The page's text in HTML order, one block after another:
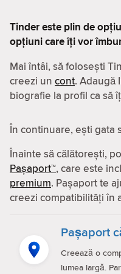
Tinder este plin de
opțiuni care îți vor
Mai întâi, să folosești
creezi un cont. Adaugă
biografie la profil ca să
În continuare, ești gata
Înainte să călătorești,
Pașaport™, care este
premium. Pașaport te
creezi compatibilităţi în
Pașaport
Creează o
lumea largă.